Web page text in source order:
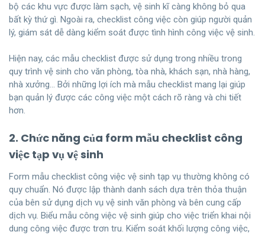
bộ các khu vực được làm sạch, vệ sinh kĩ càng không bỏ qua
bất kỳ thứ gì. Ngoài ra, checklist công việc còn giúp người quản
lý, giám sát dễ dàng kiểm soát được tình hình công việc vệ sinh.
Hiện nay, các mẫu checklist được sử dụng trong nhiều trong
quy trình vệ sinh cho văn phòng, tòa nhà, khách sạn, nhà hàng,
nhà xưởng… Bởi những lợi ích mà mẫu checklist mang lại giúp
bạn quản lý được các công việc một cách rõ ràng và chi tiết
hơn.
2. Chức năng của form mẫu checklist công
việc tạp vụ vệ sinh
Form mẫu checklist công việc vệ sinh tạp vụ thường không có
quy chuẩn. Nó được lập thành danh sách dựa trên thỏa thuận
của bên sử dụng dịch vụ vệ sinh văn phòng và bên cung cấp
dịch vụ. Biểu mẫu công việc vệ sinh giúp cho việc triển khai nội
dung công việc được trơn tru. Kiểm soát khối lượng công việc,